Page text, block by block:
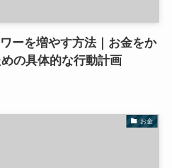
ーを増やす方法｜お金をか
の具体的な行動計画
お金